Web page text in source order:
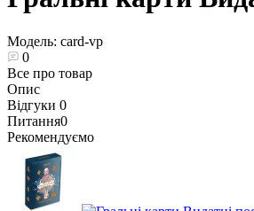
Модель: card-vp
0
Все про товар
Опис
Відгуки 0
Питання0
Рекомендуємо